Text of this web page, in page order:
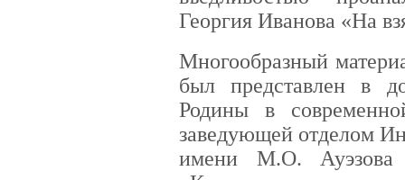
Георгия Иванова «На
Многообразный
был представлен в
Родины в
заведующей отделом
имени М.О. Ауэзова